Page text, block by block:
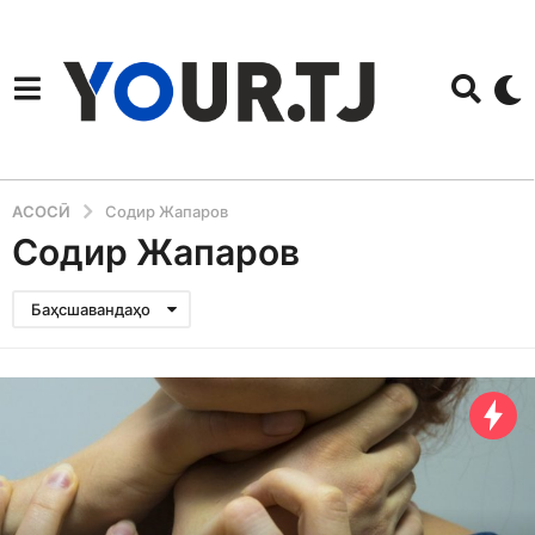
АСОСӢ Содир Жапаров
Содир Жапаров
Баҳсшавандаҳо